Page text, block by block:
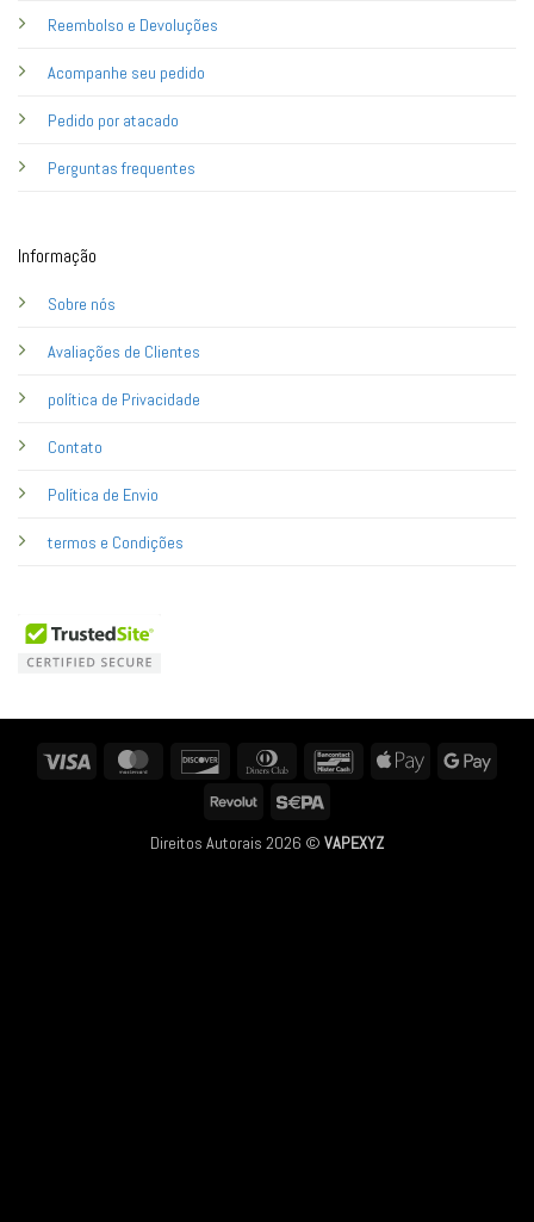
Reembolso e Devoluções
Acompanhe seu pedido
Pedido por atacado
Perguntas frequentes
Informação
Sobre nós
Avaliações de Clientes
política de Privacidade
Contato
Política de Envio
termos e Condições
MasterCard Discover
Dinners
BancontactApple
Revolut
Direitos Autorais 2026 © VAPEXYZ